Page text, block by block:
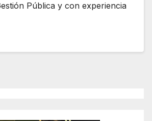
Pública y con experiencia